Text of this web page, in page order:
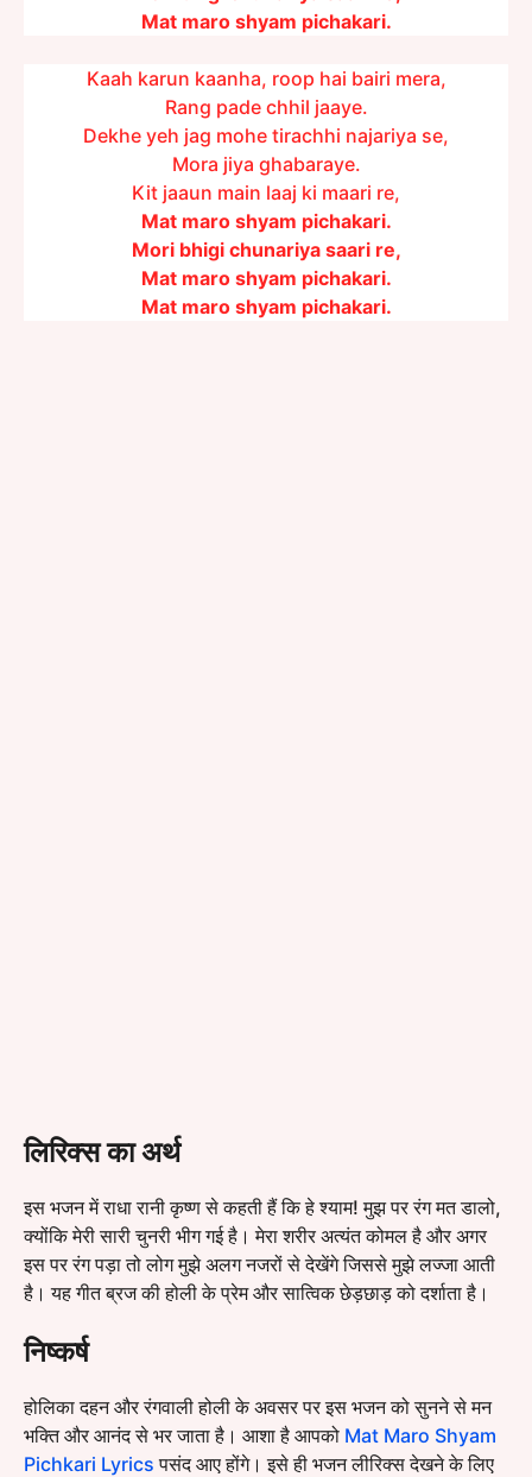
Mat maro shyam pichakari.
Kaah karun kaanha, roop hai bairi mera,
Rang pade chhil jaaye.
Dekhe yeh jag mohe tirachhi najariya se,
Mora jiya ghabaraye.
Kit jaaun main laaj ki maari re,
Mat maro shyam pichakari.
Mori bhigi chunariya saari re,
Mat maro shyam pichakari.
Mat maro shyam pichakari.
लिरिक्स का अर्थ
इस भजन में राधा रानी कृष्ण से कहती हैं कि हे श्याम! मुझ पर रंग मत डालो,
क्योंकि मेरी सारी चुनरी भीग गई है। मेरा शरीर अत्यंत कोमल है और अगर
इस पर रंग पड़ा तो लोग मुझे अलग नजरों से देखेंगे जिससे मुझे लज्जा आती
है। यह गीत ब्रज की होली के प्रेम और सात्विक छेड़छाड़ को दर्शाता है।
निष्कर्ष
होलिका दहन और रंगवाली होली के अवसर पर इस भजन को सुनने से मन
भक्ति और आनंद से भर जाता है। आशा है आपको Mat Maro Shyam
Pichkari Lyricsपसंद आए होंगे। इसे ही भजन लीरिक्स देखने के लिए